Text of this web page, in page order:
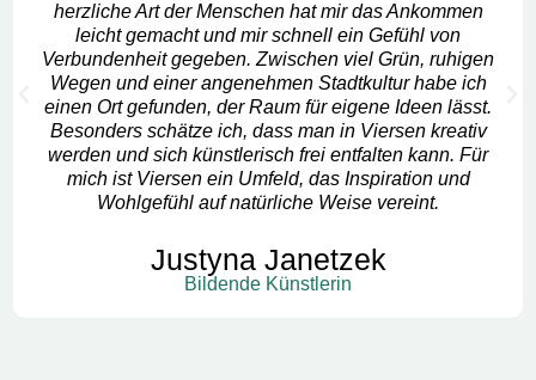
herzliche Art der Menschen hat mir das Ankommen
leicht gemacht und mir schnell ein Gefühl von
Verbundenheit gegeben. Zwischen viel Grün, ruhigen
Wegen und einer angenehmen Stadtkultur habe ich
einen Ort gefunden, der Raum für eigene Ideen lässt.
Besonders schätze ich, dass man in Viersen kreativ
werden und sich künstlerisch frei entfalten kann. Für
mich ist Viersen ein Umfeld, das Inspiration und
Wohlgefühl auf natürliche Weise vereint.
Justyna Janetzek
Bildende Künstlerin